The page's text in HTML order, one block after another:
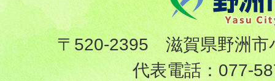
〒520-2395 滋賀県野洲市
代表電話： 077-